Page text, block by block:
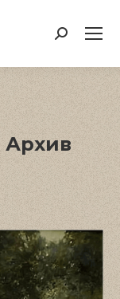
Поиск:
Архив